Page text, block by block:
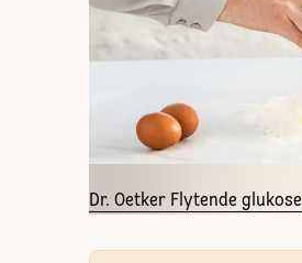
Dr. Oetker Flytende glukose